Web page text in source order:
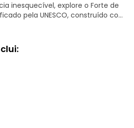
inesquecível, explore o Forte de
pela UNESCO, construído com
vermelho. Descubra a sua
faça uma pausa para almoço
Bazar Kinari.
animadas, onde encontrará
tradicional, pulseiras feitas à
e deliciosa comida de rua.